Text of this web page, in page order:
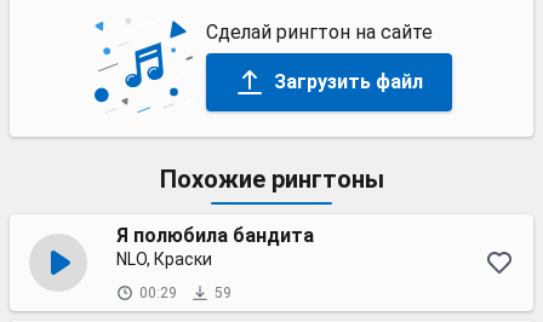
Сделай рингтон на сайте
Загрузить файл
Похожие рингтоны
Я полюбила бандита
NLO, Краски
00:29 59